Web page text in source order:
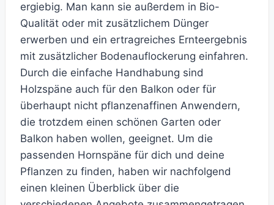
ergiebig. Man kann sie außerdem in Bio-
Qualität oder mit zusätzlichem Dünger
erwerben und ein ertragreiches Ernteergebnis
mit zusätzlicher Bodenauflockerung einfahren.
Durch die einfache Handhabung sind
Holzspäne auch für den Balkon oder für
überhaupt nicht pflanzenaffinen Anwendern,
die trotzdem einen schönen Garten oder
Balkon haben wollen, geeignet. Um die
passenden Hornspäne für dich und deine
Pflanzen zu finden, haben wir nachfolgend
einen kleinen Überblick über die